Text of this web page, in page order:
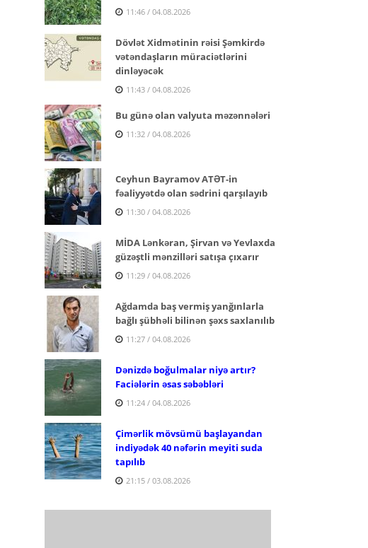
11:46 / 04.08.2026
Dövlət Xidmətinin rəisi Şəmkirdə
vətəndaşların müraciətlərini
dinləyəcək
11:43 / 04.08.2026
Bu günə olan valyuta məzənnələri
11:32 / 04.08.2026
Ceyhun Bayramov ATƏT-in
fəaliyyətdə olan sədrini qarşılayıb
11:30 / 04.08.2026
MİDA Lənkəran, Şirvan və Yevlaxda
güzəştli mənzilləri satışa çıxarır
11:29 / 04.08.2026
Ağdamda baş vermiş yanğınlarla
bağlı şübhəli bilinən şəxs saxlanılıb
11:27 / 04.08.2026
Dənizdə boğulmalar niyə artır?
Faciələrin əsas səbəbləri
11:24 / 04.08.2026
Çimərlik mövsümü başlayandan
indiyədək 40 nəfərin meyiti suda
tapılıb
21:15 / 03.08.2026